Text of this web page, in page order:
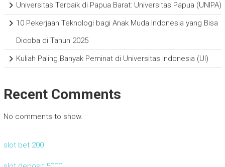
Universitas Terbaik di Papua Barat: Universitas Papua (UNIPA)
10 Pekerjaan Teknologi bagi Anak Muda Indonesia yang Bisa
Dicoba di Tahun 2025
Kuliah Paling Banyak Peminat di Universitas Indonesia (UI)
Recent Comments
No comments to show.
slot bet 200